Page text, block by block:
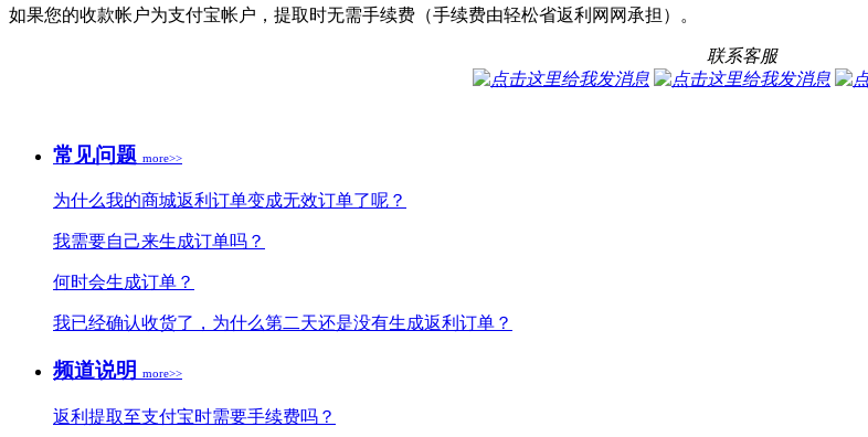
如果您的收款帐户为支付宝帐户，提取时无需手续费（手续费由轻松省返利网网承担）。
联系客服
常见问题 more>>
为什么我的商城返利订单变成无效订单了呢？
我需要自己来生成订单吗？
何时会生成订单？
我已经确认收货了，为什么第二天还是没有生成返利订单？
频道说明 more>>
返利提取至支付宝时需要手续费吗？